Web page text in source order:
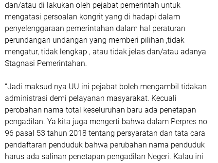
dan/atau di lakukan oleh pejabat pemerintah untuk
mengatasi persoalan kongrit yang di hadapi dalam
penyelenggaraan pemerintahan dalam hal peraturan
perundangan undangan yang memberi pilihan ,tidak
mengatur, tidak lengkap , atau tidak jelas dan/atau adanya
Stagnasi Pemerintahan.
“Jadi maksud nya UU ini pejabat boleh mengambil tidakan
administrasi demi pelayanan masyarakat. Kecuali
perobahan nama total keseluruhan baru ada penetapan
pengadilan. Ya kita juga mengerti bahwa dalam Perpres no
96 pasal 53 tahun 2018 tentang persyaratan dan tata cara
pendaftaran penduduk bahwa perubahan nama penduduk
harus ada salinan penetapan pengadilan Negeri. Kalau ini